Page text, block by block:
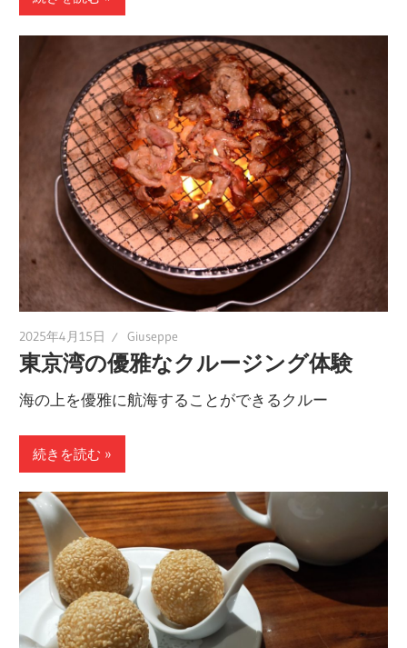
2025年4月15日 Giuseppe
東京湾の優雅なクルージング体験
海の上を優雅に航海することができるクルー
続きを読む